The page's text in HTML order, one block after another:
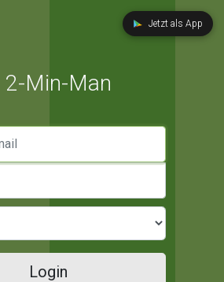
Jetzt als App
2-Min-Man
Login